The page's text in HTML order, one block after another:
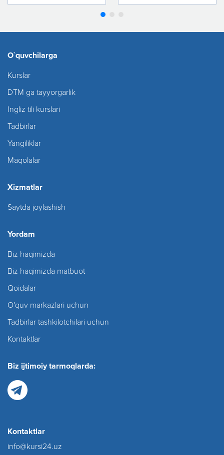
O`quvchilarga
Kurslar
DTM ga tayyorgarlik
Ingliz tili kurslari
Tadbirlar
Yangiliklar
Maqolalar
Xizmatlar
Saytda joylashish
Yordam
Biz haqimizda
Biz haqimizda matbuot
Qoidalar
O'quv markazlari uchun
Tadbirlar tashkilotchilari uchun
Kontaktlar
Biz ijtimoiy tarmoqlarda:
Kontaktlar
info@kursi24.uz